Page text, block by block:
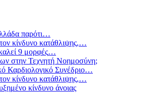
παρότι…
κίνδυνο κατάθλιψης,…
9 μορφές…
στην Τεχνητή Νοημοσύνη;
Καρδιολογικό Συνέδριο…
κίνδυνο κατάθλιψης,…
κίνδυνο άνοιας